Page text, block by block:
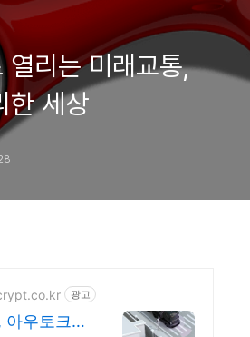
열리는 미래교통,
한 세상
광고
아우토크